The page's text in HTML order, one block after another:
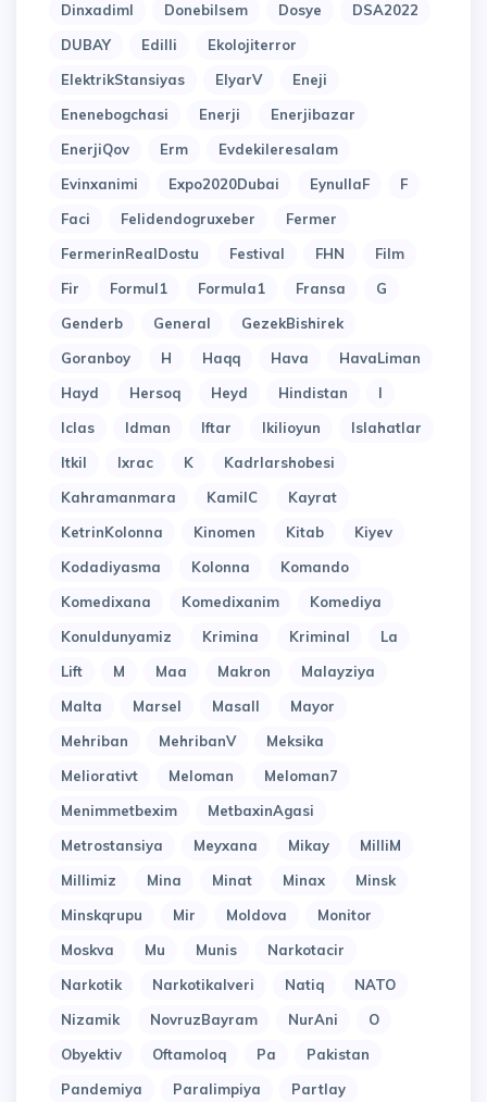
Dinxadiml
Donebilsem Dosye
DSA2022
DUBAY
Edilli
Ekolojiterror
ElektrikStansiyas
ElyarV
Eneji
Enenebogchasi
Enerji
Enerjibazar
EnerjiQov
Erm
Evdekileresalam
Evinxanimi
Expo2020Dubai EynullaF
F
Faci
Felidendogruxeber
Fermer
FermerinRealDostu
Festival FHN
Film
Fir
Formul1 Formula1 Fransa
G
Genderb
General
GezekBishirek
Goranboy
H Haqq Hava
HavaLiman
Hayd
Hersoq Heyd Hindistan
I
Iclas
Idman Iftar Ikilioyun
Islahatlar
Itkil
Ixrac K
Kadrlarshobesi
Kahramanmara
KamilC
Kayrat
KetrinKolonna
Kinomen Kitab
Kiyev
Kodadiyasma
Kolonna
Komando
Komedixana
Komedixanim
Komediya
Konuldunyamiz
Krimina Kriminal
La
Lift
M Maa Makron
Malayziya
Malta
Marsel Masall
Mayor
Mehriban
MehribanV
Meksika
Meliorativt
Meloman
Meloman7
Menimmetbexim
MetbaxinAgasi
Metrostansiya
Meyxana Mikay
MilliM
Millimiz
Mina Minat Minax
Minsk
Minskqrupu
Mir Moldova
Monitor
Moskva
Mu Munis
Narkotacir
Narkotik
Narkotikalveri Natiq
NATO
Nizamik
NovruzBayram NurAni
O
Obyektiv
Oftamoloq Pa
Pakistan
Pandemiya
Paralimpiya Partlay